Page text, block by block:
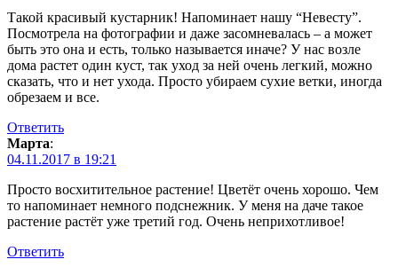
Такой красивый кустарник! Напоминает нашу “Невесту”.
Посмотрела на фотографии и даже засомневалась – а может
быть это она и есть, только называется иначе? У нас возле
дома растет один куст, так уход за ней очень легкий, можно
сказать, что и нет ухода. Просто убираем сухие ветки, иногда
обрезаем и все.
Ответить
Марта:
04.11.2017 в 19:21
Просто восхитительное растение! Цветёт очень хорошо. Чем
то напоминает немного подснежник. У меня на даче такое
растение растёт уже третий год. Очень неприхотливое!
Ответить